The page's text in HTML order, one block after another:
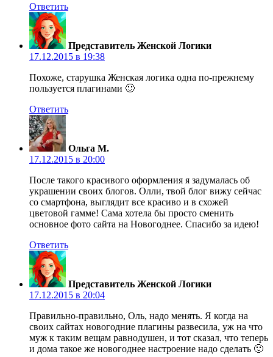
Ответить
Представитель Женской Логики
17.12.2015 в 19:38
Похоже, старушка Женская логика одна по-прежнему
пользуется плагинами 🙂
Ответить
Ольга М.
17.12.2015 в 20:00
После такого красивого оформления я задумалась об
украшении своих блогов. Олли, твой блог вижу сейчас
со смартфона, выглядит все красиво и в схожей
цветовой гамме! Сама хотела бы просто сменить
основное фото сайта на Новогоднее. Спасибо за идею!
Ответить
Представитель Женской Логики
17.12.2015 в 20:04
Правильно-правильно, Оль, надо менять. Я когда на
своих сайтах новогодние плагины развесила, уж на что
муж к таким вещам равнодушен, и тот сказал, что теперь
и дома такое же новогоднее настроение надо сделать 🙂